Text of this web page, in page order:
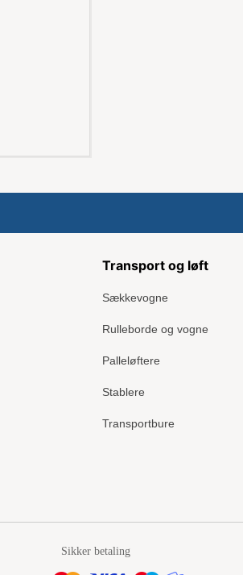
Transport og løft
Sækkevogne
Rulleborde og vogne
Palleløftere
Stablere
Transportbure
Sikker betaling